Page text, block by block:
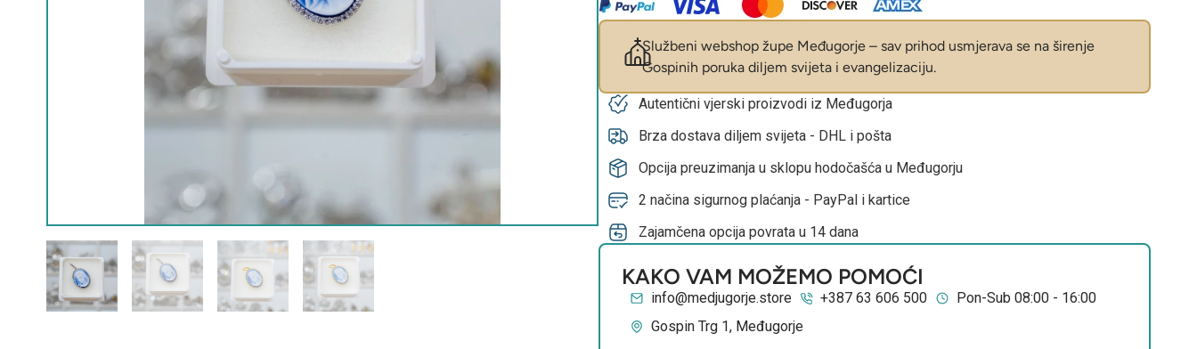
Službeni webshop župe Međugorje – sav prihod usmjerava se na širenje
Gospinih poruka diljem svijeta i evangelizaciju.
Autentični vjerski proizvodi iz Međugorja
Brza dostava diljem svijeta - DHL i pošta
Opcija preuzimanja u sklopu hodočašća u Međugorju
2 načina sigurnog plaćanja - PayPal i kartice
Zajamčena opcija povrata u 14 dana
KAKO VAM MOŽEMO POMOĆI
info@medjugorje.store +387 63 606 500
Pon-Sub 08:00 - 16:00
Gospin Trg 1, Međugorje